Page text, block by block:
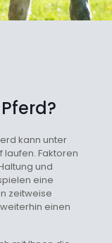
kann unter
Faktoren
und
eine
zeitweise
einen